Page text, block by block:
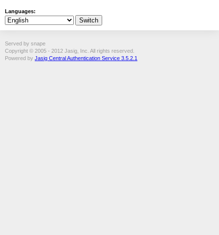
Languages:
Served by snape
Copyright © 2005 - 2012 Jasig, Inc. All rights reserved.
Powered by Jasig Central Authentication Service 3.5.2.1